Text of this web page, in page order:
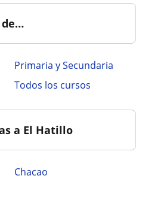
de…
Primaria y Secundaria
Todos los cursos
a El Hatillo
Chacao